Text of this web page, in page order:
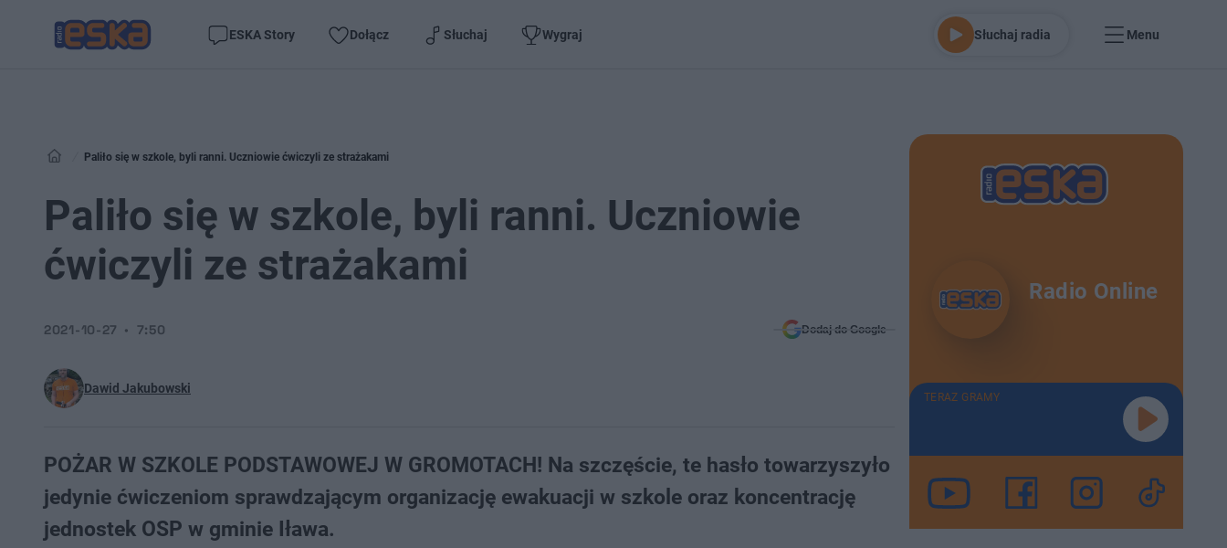
ESKA Story Dołącz Słuchaj Wygraj Słuchaj radia Menu
Paliło się w szkole, byli ranni. Uczniowie ćwiczyli ze strażakami
Paliło się w szkole, byli ranni. Uczniowie
ćwiczyli ze strażakami
Dawid Jakubowski
2021-10-27 7:50 Dodaj do Google
POŻAR W SZKOLE PODSTAWOWEJ W GROMOTACH! Na szczęście, te hasło towarzyszyło
jedynie ćwiczeniom sprawdzającym organizację ewakuacji w szkole oraz koncentrację
jednostek OSP w gminie Iława.
Radio Online
TERAZ GRAMY